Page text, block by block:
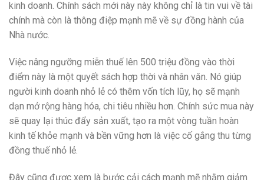
kinh doanh. Chính sách mới này này không chỉ là tin vui về tài
chính mà còn là thông điệp mạnh mẽ về sự đồng hành của
Nhà nước.
Việc nâng ngưỡng miễn thuế lên 500 triệu đồng vào thời
điểm này là một quyết sách hợp thời và nhân văn. Nó giúp
người kinh doanh nhỏ lẻ có thêm vốn tích lũy, họ sẽ mạnh
dạn mở rộng hàng hóa, chi tiêu nhiều hơn. Chính sức mua này
sẽ quay lại thúc đẩy sản xuất, tạo ra một vòng tuần hoàn
kinh tế khỏe mạnh và bền vững hơn là việc cố gắng thu từng
đồng thuế nhỏ lẻ.
Đây cũng được xem là bước cải cách mạnh mẽ nhằm giảm